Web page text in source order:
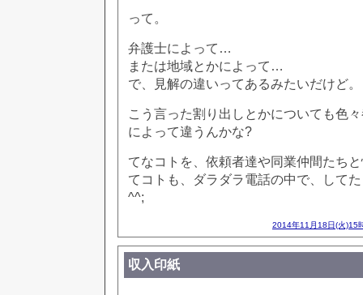
って。
弁護士によって…
または地域とかによって…
で、見解の違いってあるみたいだけど。
こう言った割り出しとかについても色
によって違うんかな?
てなコトを、依頼者達や同業仲間たち
てコトも、ダラダラ電話の中で、して
^^;
2014年11月18日(火)15
収入印紙